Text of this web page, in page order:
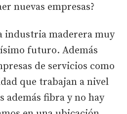
nuevas empresas?
industria maderera muy
futuro. Además
de servicios como
que trabajan a nivel
además fibra y no hay